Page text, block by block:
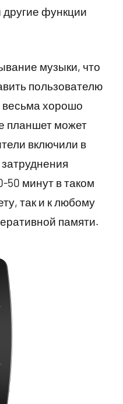
функции
музыки, что
пользователю
весьма хорошо
планшет может
включили в
минут в таком
так и к любому
памяти.